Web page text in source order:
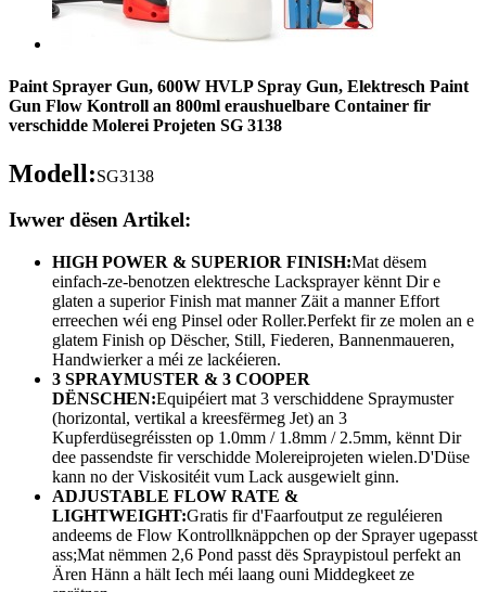
Paint Sprayer Gun, 600W HVLP Spray Gun, Elektresch Paint
Gun Flow Kontroll an 800ml eraushuelbare Container fir
verschidde Molerei Projeten SG 3138
Modell:SG3138
Iwwer dësen Artikel:
HIGH POWER & SUPERIOR FINISH:Mat dësem
einfach-ze-benotzen elektresche Lacksprayer kënnt Dir e
glaten a superior Finish mat manner Zäit a manner Effort
erreechen wéi eng Pinsel oder Roller.Perfekt fir ze molen an e
glatem Finish op Dëscher, Still, Fiederen, Bannenmaueren,
Handwierker a méi ze lackéieren.
3 SPRAYMUSTER & 3 COOPER
DËNSCHEN:Equipéiert mat 3 verschiddene Spraymuster
(horizontal, vertikal a kreesfërmeg Jet) an 3
Kupferdüsegréissten op 1.0mm / 1.8mm / 2.5mm, kënnt Dir
dee passendste fir verschidde Molereiprojeten wielen.D'Düse
kann no der Viskositéit vum Lack ausgewielt ginn.
ADJUSTABLE FLOW RATE &
LIGHTWEIGHT:Gratis fir d'Faarfoutput ze reguléieren
andeems de Flow Kontrollknäppchen op der Sprayer ugepasst
ass;Mat nëmmen 2,6 Pond passt dës Spraypistoul perfekt an
Ären Hänn a hält Iech méi laang ouni Middegkeet ze